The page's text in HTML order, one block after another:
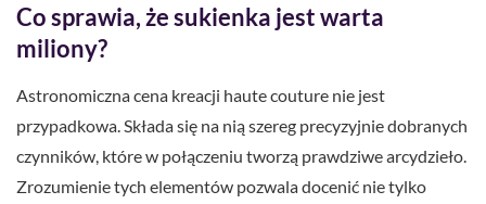
Co sprawia, że sukienka jest warta
miliony?
Astronomiczna cena kreacji haute couture nie jest
przypadkowa. Składa się na nią szereg precyzyjnie dobranych
czynników, które w połączeniu tworzą prawdziwe arcydzieło.
Zrozumienie tych elementów pozwala docenić nie tylko